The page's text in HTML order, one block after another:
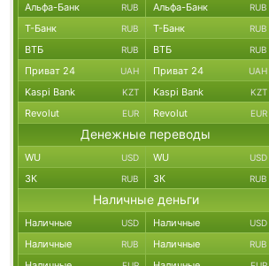
Альфа-Банк RUB Альфа-Банк RUB
Т-Банк RUB Т-Банк RUB
ВТБ RUB ВТБ RUB
Приват 24 UAH Приват 24 UAH
Kaspi Bank KZT Kaspi Bank KZT
Revolut EUR Revolut EUR
Денежные переводы
WU USD WU USD
ЗК RUB ЗК RUB
Наличные деньги
Наличные USD Наличные USD
Наличные RUB Наличные RUB